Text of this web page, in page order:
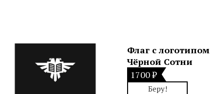
Флаг с логотипом
Чёрной Сотни
1700 ₽
Беру!